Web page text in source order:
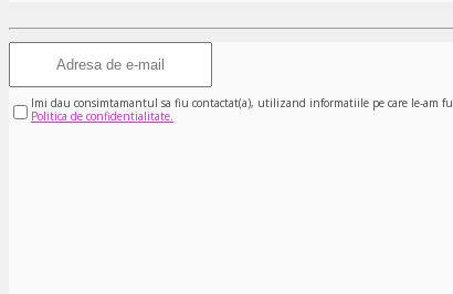
Imi dau consimtamantul sa fiu contactat(a), utilizand informatiile pe care le-am
Politica de confidentialitate.